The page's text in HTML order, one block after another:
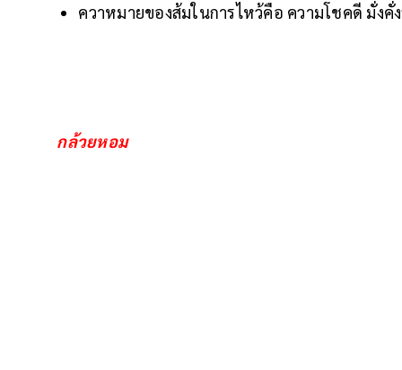
ควาหมายของส้มในการไหว้คือ ความโชคดี มั่งคั่
กล้วยหอม